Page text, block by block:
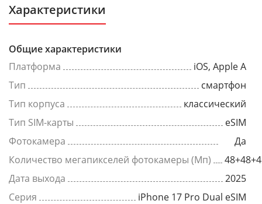
Характеристики
Общие характеристики
Платформа
iOS, Apple A
Тип
смартфон
Тип корпуса
классический
Тип SIM-карты
eSIM
Фотокамера
Да
Количество мегапикселей фотокамеры (Мп)
Дата выхода
2025
Серия
iPhone 17 Pro Dual eSIM